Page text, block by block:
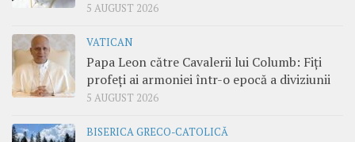
5 AUGUST 2026
VATICAN
Papa Leon către Cavalerii lui Columb: Fiți
profeți ai armoniei într-o epocă a diviziunii
5 AUGUST 2026
BISERICA GRECO-CATOLICĂ